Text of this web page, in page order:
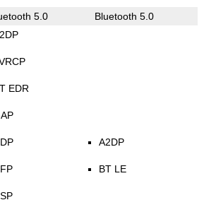
5.0 Bluetooth 5.0
EDR
A2DP
BT LE